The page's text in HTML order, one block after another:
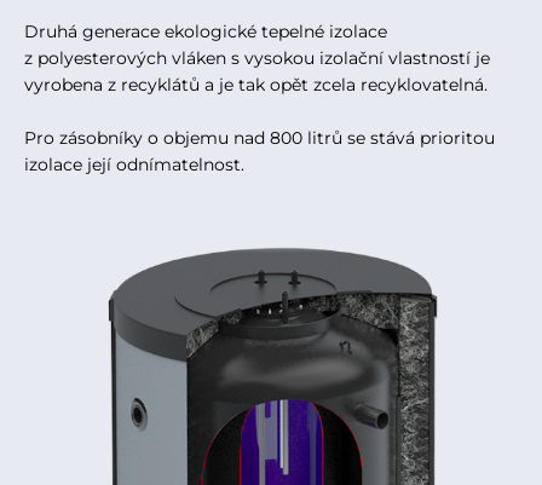
Druhá generace ekologické tepelné izolace
z polyesterových vláken s vysokou izolační vlastností je
vyrobena z recyklátů a je tak opět zcela recyklovatelná.
Pro zásobníky o objemu nad 800 litrů se stává prioritou
izolace její odnímatelnost.